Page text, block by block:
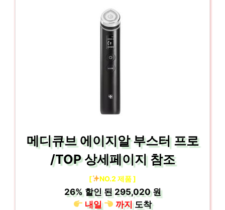
메디큐브 에이지알 부스터 프로
/TOP 상세페이지 참조
[ NO.2 제품 ]
26%할인 된295,020 원
내일
까지도착